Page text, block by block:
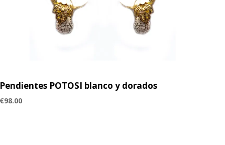
Pendientes POTOSI blanco y dorados
€98.00